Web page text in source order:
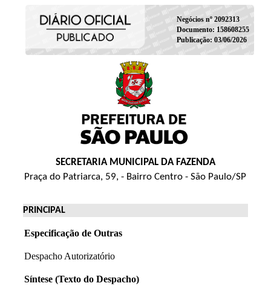
Negócios nº 2092313
Documento: 158608255
Publicação: 03/06/2026
SECRETARIA MUNICIPAL DA FAZENDA
Praça do Patriarca, 59, - Bairro Centro - São Paulo/SP
PRINCIPAL
Especificação de Outras
Despacho Autorizatório
Síntese (Texto do Despacho)